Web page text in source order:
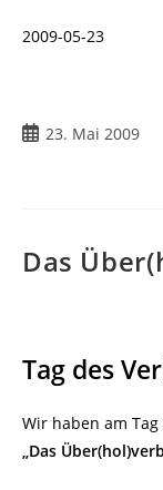
2009-05-23
Beitrag
23. Mai 2009
Das
Tag des
Wir haben am
„Das